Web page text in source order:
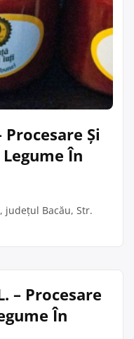
Procesare Și
În
județul Bacău, Str.
– Procesare
În